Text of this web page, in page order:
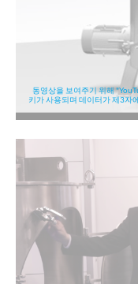
동영상을 보여주기 위해
키가 사용되며 데이터가 제3자